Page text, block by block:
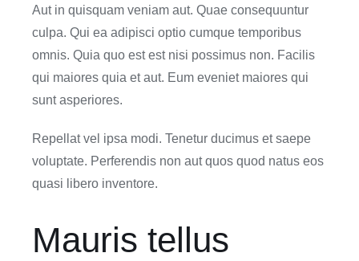
Aut in quisquam veniam aut. Quae consequuntur
culpa. Qui ea adipisci optio cumque temporibus
omnis. Quia quo est est nisi possimus non. Facilis
qui maiores quia et aut. Eum eveniet maiores qui
sunt asperiores.
Repellat vel ipsa modi. Tenetur ducimus et saepe
voluptate. Perferendis non aut quos quod natus eos
quasi libero inventore.
Mauris tellus